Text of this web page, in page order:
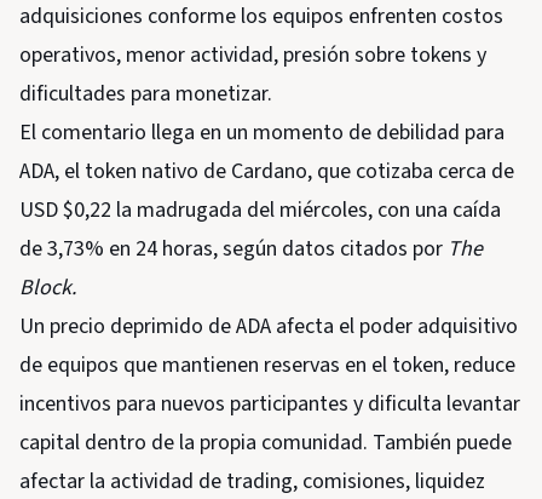
adquisiciones conforme los equipos enfrenten costos
operativos, menor actividad, presión sobre tokens y
dificultades para monetizar.
El comentario llega en un momento de debilidad para
ADA, el token nativo de Cardano, que cotizaba cerca de
USD $0,22 la madrugada del miércoles, con una caída
de 3,73% en 24 horas, según datos citados por The
Block.
Un precio deprimido de ADA afecta el poder adquisitivo
de equipos que mantienen reservas en el token, reduce
incentivos para nuevos participantes y dificulta levantar
capital dentro de la propia comunidad. También puede
afectar la actividad de trading, comisiones, liquidez